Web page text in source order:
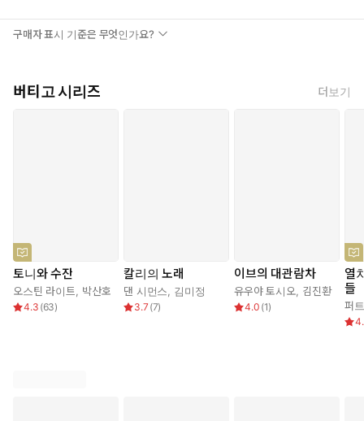
구매자 표시 기준은 무엇인가요?
버티고 시리즈 더보기
토니와 수잔
오스틴 라이트 박산호
4.3 (63)
칼리의 노래
댄 시먼스 김미정
3.7 (7)
이브의 대관람차
유우야 토시오 김진환
4.0 (1)
열
들